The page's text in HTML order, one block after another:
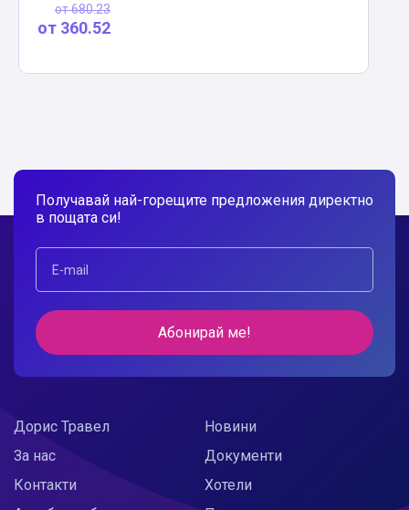
от680.23
от 360.52
Получавай най-горещите предложения директно
в пощата си!
Абонирай ме!
Дорис Травел
За нас
Контакти
Новини
Документи
Хотели